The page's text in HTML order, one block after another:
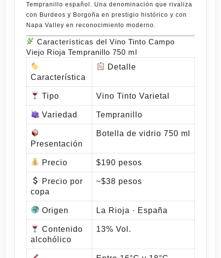
Tempranillo español. Una denominación que rivaliza
con Burdeos y Borgoña en prestigio histórico y con
Napa Valley en reconocimiento moderno.
Características del Vino Tinto Campo
Viejo Rioja Tempranillo 750 ml
Característica
Detalle
Tipo Vino Tinto Varietal
Variedad Tempranillo
Presentación
Botella de vidrio 750 ml
Precio $190 pesos
Precio por
copa
~$38 pesos
Origen La Rioja · España
Contenido
alcohólico
13% Vol.